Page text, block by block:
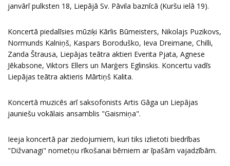
janvārī pulksten 18, Liepājā Sv. Pāvila baznīcā (Kuršu ielā 19).
Koncertā piedalīsies mūziķi Kārlis Būmeisters, Nikolajs Puzikovs,
Normunds Kalniņš, Kaspars Boroduško, Ieva Dreimane, Chilli,
Zanda Štrausa, Liepājas teātra aktieri Everita Pjata, Agnese
Jēkabsone, Viktors Ellers un Marģers Eglinskis. Koncertu vadīs
Liepājas teātra aktieris Mārtiņš Kalita.
Koncertā muzicēs arī saksofonists Artis Gāga un Liepājas
jauniešu vokālais ansamblis "Gaismiņa".
Ieeja koncertā par ziedojumiem, kuri tiks izlietoti biedrības
"Dižvanagi" nometņu rīkošanai bērniem ar īpašām vajadzībām.